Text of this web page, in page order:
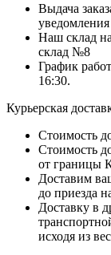
Выдача
Наш склад
склад №8
График
16:30.
Курьерская
Стоимость
Стоимость
от границы
Доставим
до приезда
Доставку в
исходя из